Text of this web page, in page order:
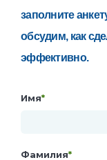
заполните
обсудим, как
эффективно.
Имя*
Фамилия*